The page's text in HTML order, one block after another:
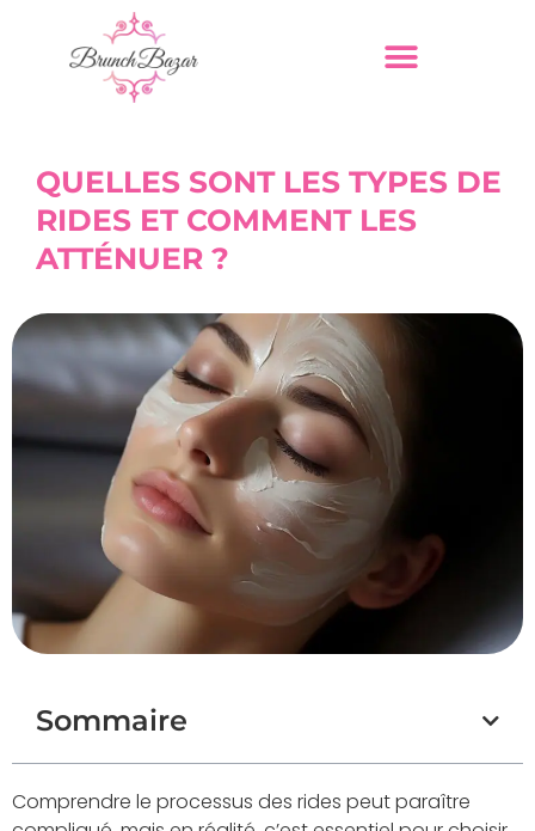
QUELLES SONT LES TYPES DE
RIDES ET COMMENT LES
ATTÉNUER ?
Sommaire
Comprendre le processus des rides peut paraître